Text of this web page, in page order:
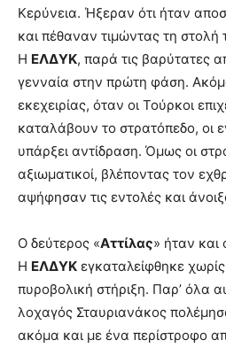
Κερύνεια. Ήξεραν ότι ήταν
και πέθαναν τιμώντας τη στολή
Η ΕΛΔΥΚ, παρά τις βαρύτατες
γενναία στην πρώτη φάση.
εκεχειρίας, όταν οι Τούρκοι
καταλάβουν το στρατόπεδο, οι
υπάρξει αντίδραση. Όμως οι
αξιωματικοί, βλέποντας τον
αψήφησαν τις εντολές και
Ο δεύτερος «Αττίλας» ήταν και
Η ΕΛΔΥΚ εγκαταλείφθηκε
πυροβολική στήριξη. Παρ’ όλα
λοχαγός Σταυριανάκος
ακόμα και με ένα περίστροφο